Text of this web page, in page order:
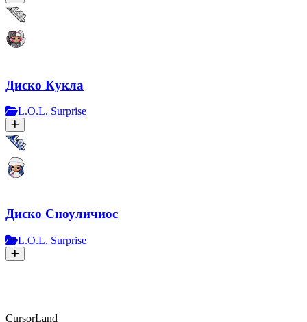
Диско Кукла
L.O.L. Surprise
Диско Сноуличиос
L.O.L. Surprise
CursorLand